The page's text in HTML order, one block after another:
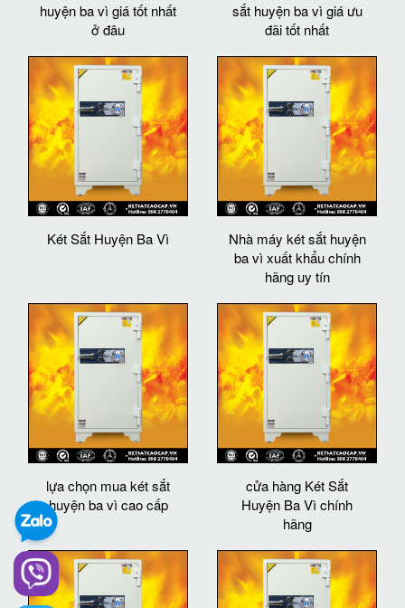
huyện ba vì giá tốt nhất
ở đâu
sắt huyện ba vì giá ưu
đãi tốt nhất
Két Sắt Huyện Ba Vì
Nhà máy két sắt huyện
ba vì xuất khẩu chính
hãng uy tín
lựa chọn mua két sắt
huyện ba vì cao cấp
cửa hàng Két Sắt
Huyện Ba Vì chính
hãng